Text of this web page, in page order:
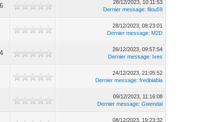
28/12/2023, 10:11:53
Dernier message:filou59
28/12/2023, 08:23:01
Dernier message: M2D
26/12/2023, 09:57:54
Dernier message: Ives
24/12/2023, 21:05:52
Dernier message:fredblabla
09/12/2023, 11:16:08
Dernier message:Gwendal
08/12/2023, 19:23:32